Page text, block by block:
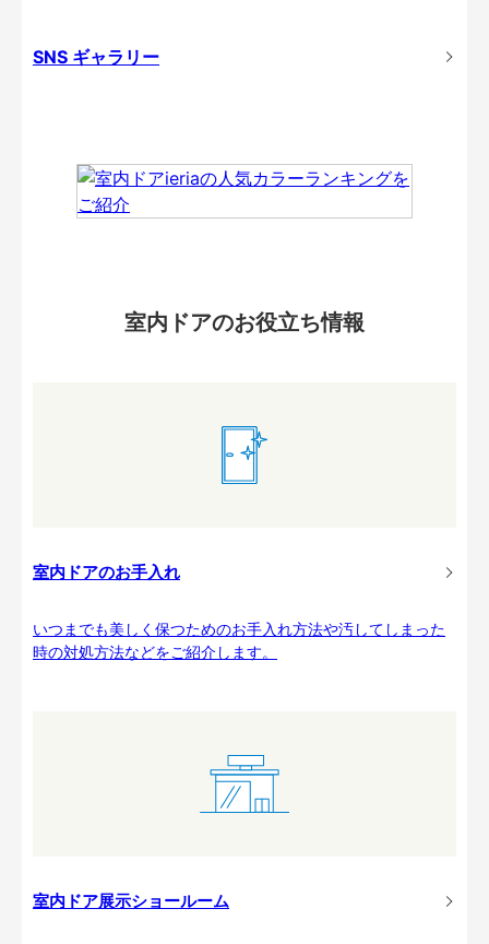
SNS ギャラリー
室内ドアのお役立ち情報
室内ドアのお手入れ
いつまでも美しく保つためのお手入れ方法や汚してしまった
時の対処方法などをご紹介します。
室内ドア展示ショールーム